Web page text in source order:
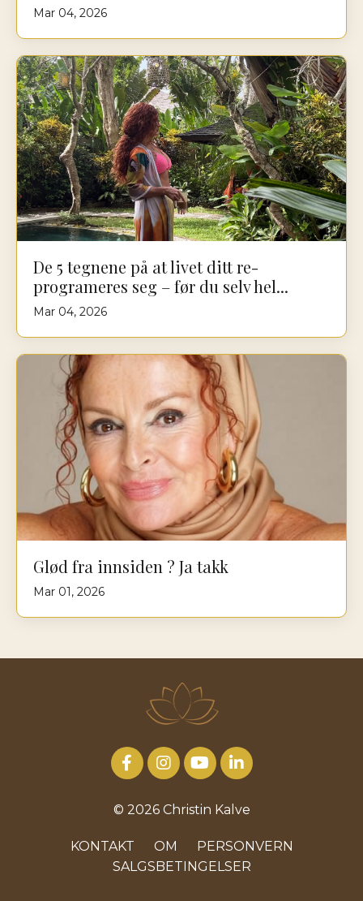
Mar 04, 2026
De 5 tegnene på at livet ditt re-
programeres seg – før du selv hel...
Mar 04, 2026
Glød fra innsiden ? Ja takk
Mar 01, 2026
© 2026 Christin Kalve
KONTAKT OM
PERSONVERN
SALGSBETINGELSER